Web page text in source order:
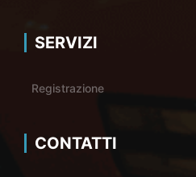
SERVIZI
Registrazione
CONTATTI